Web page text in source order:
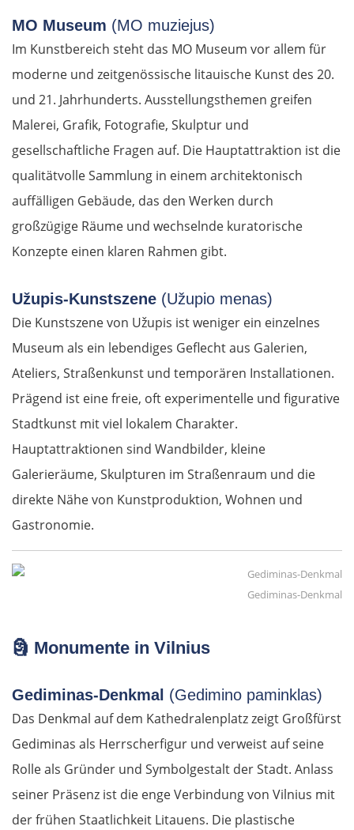
MO Museum (MO muziejus)
Im Kunstbereich steht das MO Museum vor allem für
moderne und zeitgenössische litauische Kunst des 20.
und 21. Jahrhunderts. Ausstellungsthemen greifen
Malerei, Grafik, Fotografie, Skulptur und
gesellschaftliche Fragen auf. Die Hauptattraktion ist die
qualitätvolle Sammlung in einem architektonisch
auffälligen Gebäude, das den Werken durch
großzügige Räume und wechselnde kuratorische
Konzepte einen klaren Rahmen gibt.
Užupis-Kunstszene (Užupio menas)
Die Kunstszene von Užupis ist weniger ein einzelnes
Museum als ein lebendiges Geflecht aus Galerien,
Ateliers, Straßenkunst und temporären Installationen.
Prägend ist eine freie, oft experimentelle und figurative
Stadtkunst mit viel lokalem Charakter.
Hauptattraktionen sind Wandbilder, kleine
Galerieräume, Skulpturen im Straßenraum und die
direkte Nähe von Kunstproduktion, Wohnen und
Gastronomie.
Gediminas-Denkmal
🗿 Monumente in Vilnius
Gediminas-Denkmal (Gedimino paminklas)
Das Denkmal auf dem Kathedralenplatz zeigt Großfürst
Gediminas als Herrscherfigur und verweist auf seine
Rolle als Gründer und Symbolgestalt der Stadt. Anlass
seiner Präsenz ist die enge Verbindung von Vilnius mit
der frühen Staatlichkeit Litauens. Die plastische